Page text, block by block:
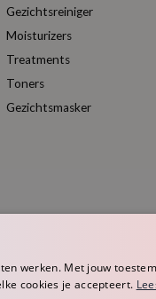
Gezichtsreiniger
Moisturizers
Treatments
Toners
Gezichtsmasker
werken. Met jouw
cookies je accepteert.